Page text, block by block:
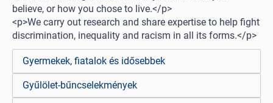
believe, or how you chose to live.</p>
<p>We carry out research and share expertise to help fight
discrimination, inequality and racism in all its forms.</p>
Gyermekek, fiatalok és idősebbek
Gyűlölet-bűncselekmények